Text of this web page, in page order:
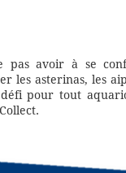
avoir à se
les asterinas, les
pour tout